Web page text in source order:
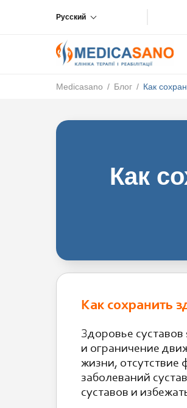
Русский
Medicasano / Блог / Как
Как
Как сохранить
Здоровье
и ограничение
жизни, отсутствие
заболеваний
суставов и